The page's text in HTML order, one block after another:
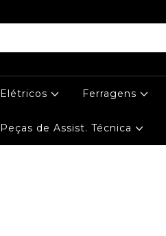
Elétricos Ferragens
Peças de Assist. Técnica